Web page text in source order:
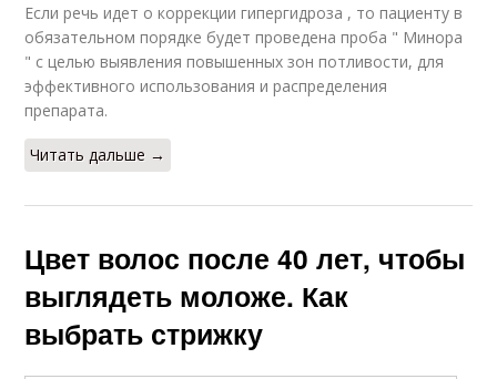
Если речь идет о коррекции гипергидроза , то пациенту в
обязательном порядке будет проведена проба " Минора
" с целью выявления повышенных зон потливости, для
эффективного использования и распределения
препарата.
Читать дальше →
Цвет волос после 40 лет, чтобы
выглядеть моложе. Как
выбрать стрижку